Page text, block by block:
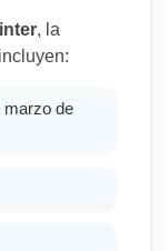
inter, la
marzo de